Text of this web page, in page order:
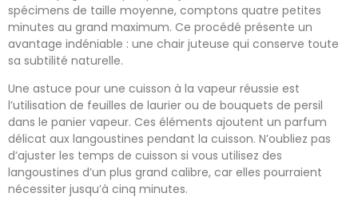
spécimens de taille moyenne, comptons quatre petites
minutes au grand maximum. Ce procédé présente un
avantage indéniable : une chair juteuse qui conserve toute
sa subtilité naturelle.
Une astuce pour une cuisson à la vapeur réussie est
l’utilisation de feuilles de laurier ou de bouquets de persil
dans le panier vapeur. Ces éléments ajoutent un parfum
délicat aux langoustines pendant la cuisson. N’oubliez pas
d’ajuster les temps de cuisson si vous utilisez des
langoustines d’un plus grand calibre, car elles pourraient
nécessiter jusqu’à cinq minutes.